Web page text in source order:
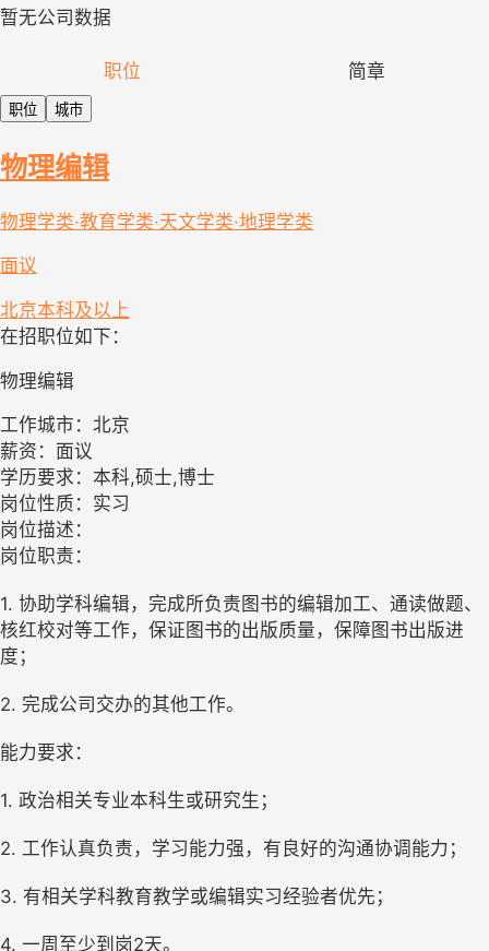
暂无公司数据
职位 简章
职位 城市
物理编辑
物理学类·教育学类·天文学类·地理学类
面议
北京本科及以上
在招职位如下：
物理编辑
工作城市：北京
薪资：面议
学历要求：本科,硕士,博士
岗位性质：实习
岗位描述：
岗位职责：
1. 协助学科编辑，完成所负责图书的编辑加工、通读做题、
核红校对等工作，保证图书的出版质量，保障图书出版进
度；
2. 完成公司交办的其他工作。
能力要求：
1. 政治相关专业本科生或研究生；
2. 工作认真负责，学习能力强，有良好的沟通协调能力；
3. 有相关学科教育教学或编辑实习经验者优先；
4. 一周至少到岗2天。